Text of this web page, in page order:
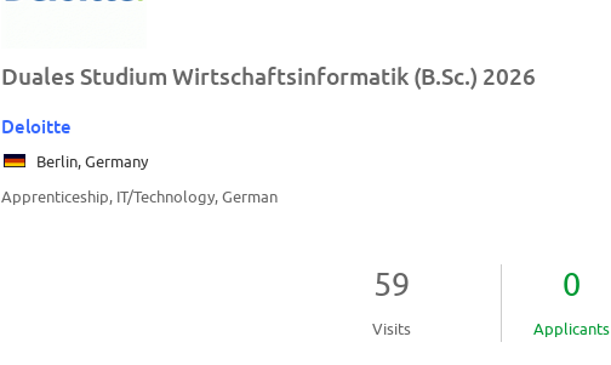
Duales Studium Wirtschaftsinformatik (B.Sc.) 2026
Deloitte
Berlin, Germany
Apprenticeship, IT/Technology, German
59
Visits
0
Applicants